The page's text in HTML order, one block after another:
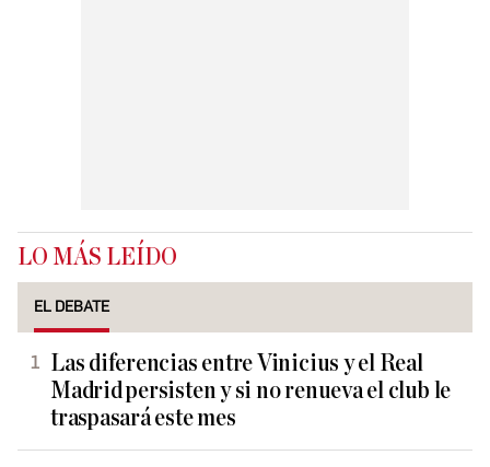
LO MÁS LEÍDO
EL DEBATE
Las diferencias entre Vinicius y el Real
Madrid persisten y si no renueva el club le
traspasará este mes